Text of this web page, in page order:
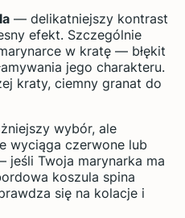
— delikatniejszy kontrast
efekt. Szczególnie
w kratę — błękit
jego charakteru.
kraty, ciemny granat do
wybór, ale
wyciąga czerwone lub
Twoja marynarka ma
koszula spina
się na kolacje i